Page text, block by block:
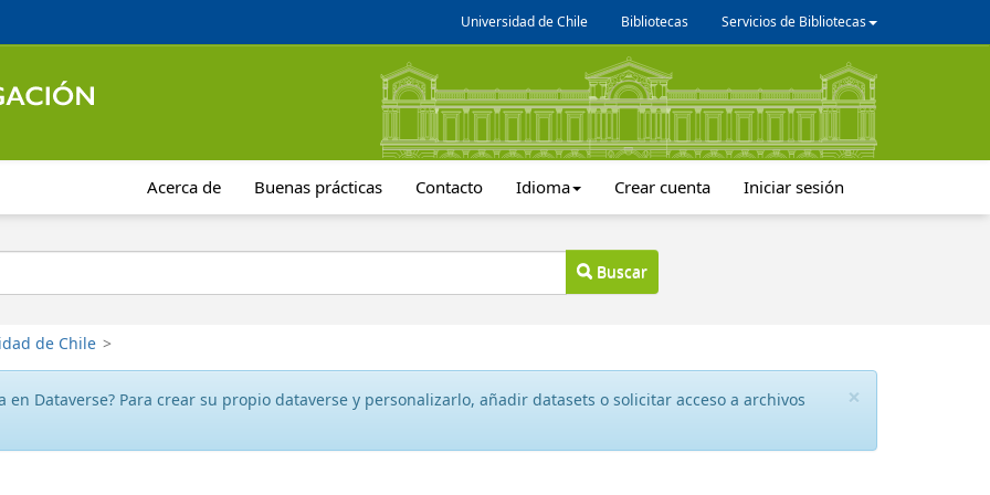
Universidad de Chile Bibliotecas Servicios de Bibliotecas
Acerca de Buenas prácticas Contacto Idioma Crear cuenta Iniciar sesión
Buscar
de Chile >
×
en Dataverse? Para crear su propio dataverse y personalizarlo, añadir datasets o solicitar acceso a archivos